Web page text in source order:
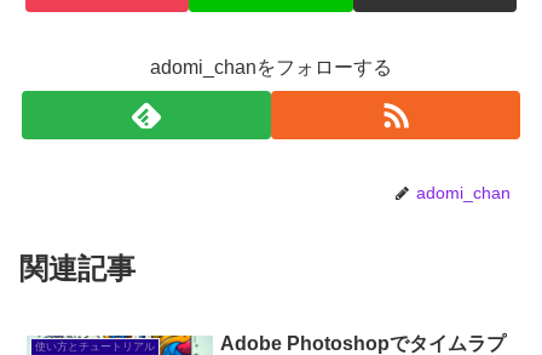
adomi_chanをフォローする
adomi_chan
関連記事
使い方とチュートリアル
Adobe Photoshopでタイムラプ